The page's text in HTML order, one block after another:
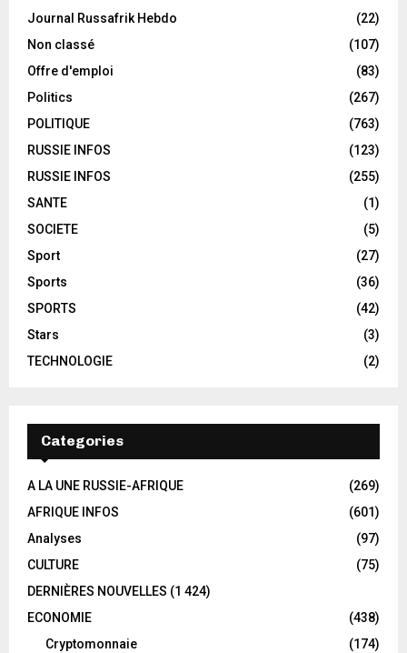
Journal Russafrik Hebdo
(22)
Non classé
(107)
Offre d'emploi
(83)
Politics
(267)
POLITIQUE
(763)
RUSSIE INFOS
(123)
RUSSIE INFOS
(255)
SANTE
(1)
SOCIETE
(5)
Sport
(27)
Sports
(36)
SPORTS
(42)
Stars
(3)
TECHNOLOGIE
(2)
Categories
A LA UNE RUSSIE-AFRIQUE
(269)
AFRIQUE INFOS
(601)
Analyses
(97)
CULTURE
(75)
DERNIÈRES NOUVELLES (1 424)
ECONOMIE
(438)
Cryptomonnaie
(174)